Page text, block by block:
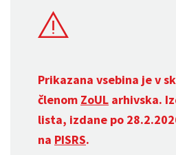
Prikazana vsebina je v
členom ZoUL arhivska.
lista, izdane po
na PISRS.